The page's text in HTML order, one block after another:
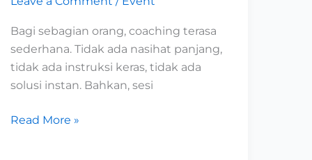
Bagi sebagian orang, coaching terasa
sederhana. Tidak ada nasihat panjang,
tidak ada instruksi keras, tidak ada
solusi instan. Bahkan, sesi
Dampaknya
Dalam?
Read More »